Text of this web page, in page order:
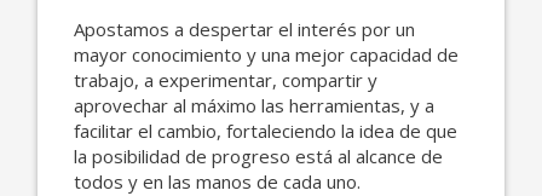
Apostamos a despertar el interés por un
mayor conocimiento y una mejor capacidad de
trabajo, a experimentar, compartir y
aprovechar al máximo las herramientas, y a
facilitar el cambio, fortaleciendo la idea de que
la posibilidad de progreso está al alcance de
todos y en las manos de cada uno.